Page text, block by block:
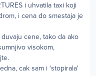
i uhvatila taxi koji
i cena do smestaja je
cene, tako da ako
visokom,
cak sam i 'stopirala'